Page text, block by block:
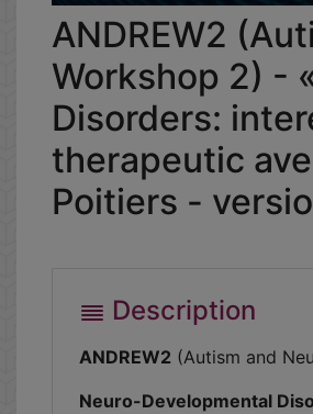
ANDREW2
Workshop 2) -
Disorders:
therapeutic
Poitiers -
Description
ANDREW2 (Autism and
Neuro-Developmental